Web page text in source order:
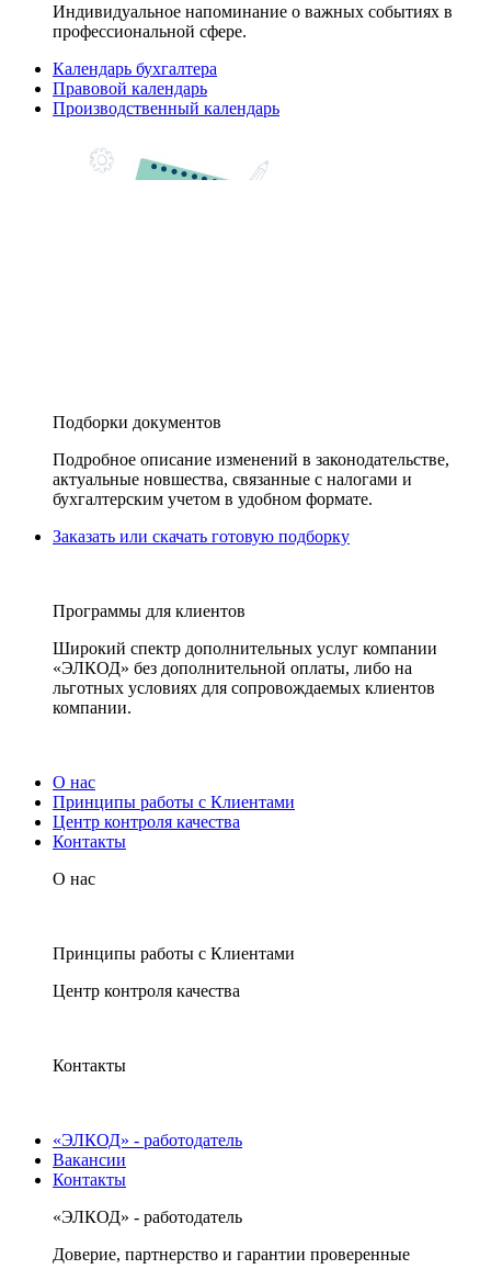
Индивидуальное напоминание о важных событиях в
профессиональной сфере.
Календарь бухгалтера
Правовой календарь
Производственный календарь
Подборки документов
Подробное описание изменений в законодательстве,
актуальные новшества, связанные с налогами и
бухгалтерским учетом в удобном формате.
Заказать или скачать готовую подборку
Программы для клиентов
Широкий спектр дополнительных услуг компании
«ЭЛКОД» без дополнительной оплаты, либо на
льготных условиях для сопровождаемых клиентов
компании.
О нас
Принципы работы с Клиентами
Центр контроля качества
Контакты
О нас
Принципы работы с Клиентами
Центр контроля качества
Контакты
«ЭЛКОД» - работодатель
Вакансии
Контакты
«ЭЛКОД» - работодатель
Доверие, партнерство и гарантии проверенные